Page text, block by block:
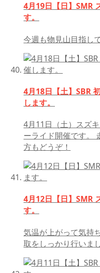
4月19日【日】SMR
す。
今週も物見山目指し
4月18日【土】SBR
します。
4月11日（土）スズ
ーライド開催です。
方もどうぞ！
4月12日【日】SMR
す。
気温が上がって気持
取をしっかり行いま